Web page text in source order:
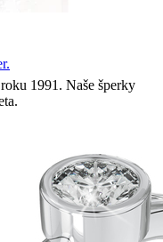
1991. Naše šperky